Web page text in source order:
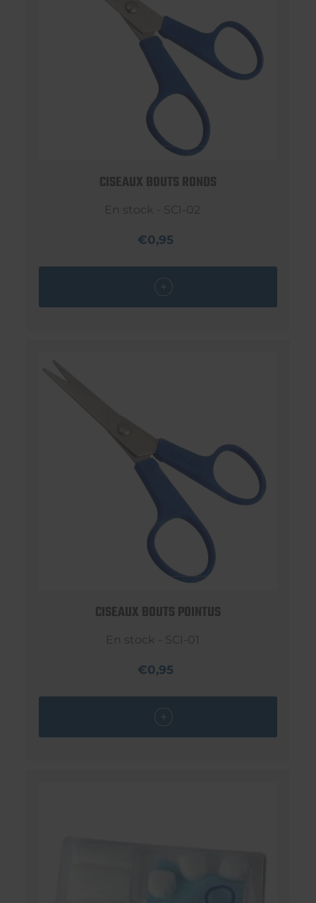
CISEAUX BOUTS RONDS
En stock - SCI-02
€0,95
CISEAUX BOUTS POINTUS
En stock - SCI-01
€0,95